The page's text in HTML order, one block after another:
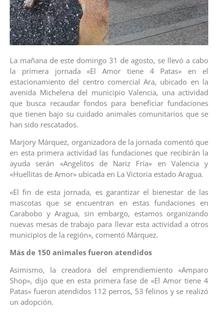
La mañana de este domingo 31 de agosto, se llevó a cabo
la primera jornada «El Amor tiene 4 Patas» en el
estacionamiento del centro comercial Ara, ubicado en la
avenida Michelena del municipio Valencia, una actividad
que busca recaudar fondos para beneficiar fundaciones
que tienen bajo su cuidado animales comunitarios que se
han sido rescatados.
Marjory Márquez, organizadora de la jornada comentó que
en esta primera actividad las fundaciones que recibirán la
ayuda serán «Angelitos de Nariz Fría» en Valencia y
«Huellitas de Amor» ubicada en La Victoria estado Aragua.
«El fin de esta jornada, es garantizar el bienestar de las
mascotas que se encuentran en estas fundaciones en
Carabobo y Aragua, sin embargo, estamos organizando
nuevas mesas de trabajo para llevar esta actividad a otros
municipios de la región», comentó Márquez.
Más de 150 animales fueron atendidos
Asimismo, la creadora del emprendiemiento «Amparo
Shop», dijo que en esta primera fase de «El Amor tiene 4
Patas» fueron atendidos 112 perros, 53 felinos y se realizó
un adopción.